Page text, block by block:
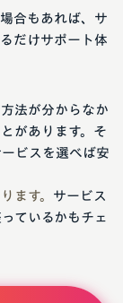
合もあれば、サ
だけサポート体
法が分からなか
があります。そ
ビスを選べば安
ます。 サービス
ているかもチェ